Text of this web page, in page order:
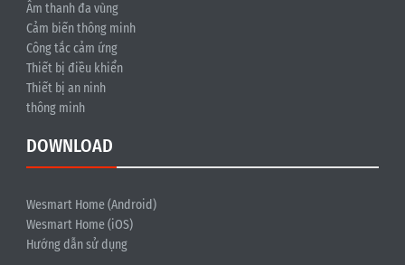
Âm thanh đa vùng
Cảm biến thông minh
Công tắc cảm ứng
Thiết bị điều khiển
Thiết bị an ninh
thông minh
DOWNLOAD
Wesmart Home (Android)
Wesmart Home (iOS)
Hướng dẫn sử dụng